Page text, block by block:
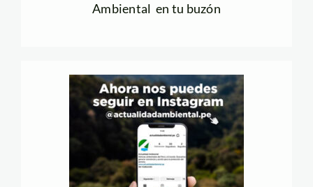
Ambiental en tu buzón